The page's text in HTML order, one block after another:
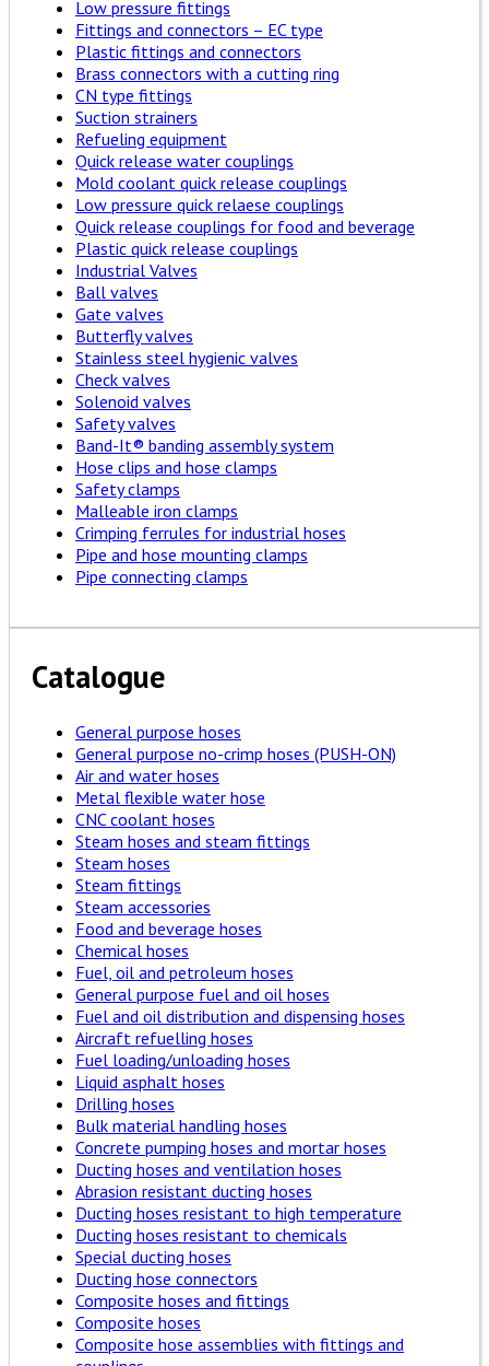
Low pressure fittings
Fittings and connectors – EC type
Plastic fittings and connectors
Brass connectors with a cutting ring
CN type fittings
Suction strainers
Refueling equipment
Quick release water couplings
Mold coolant quick release couplings
Low pressure quick relaese couplings
Quick release couplings for food and beverage
Plastic quick release couplings
Industrial Valves
Ball valves
Gate valves
Butterfly valves
Stainless steel hygienic valves
Check valves
Solenoid valves
Safety valves
Band-It® banding assembly system
Hose clips and hose clamps
Safety clamps
Malleable iron clamps
Crimping ferrules for industrial hoses
Pipe and hose mounting clamps
Pipe connecting clamps
Catalogue
General purpose hoses
General purpose no-crimp hoses (PUSH-ON)
Air and water hoses
Metal flexible water hose
CNC coolant hoses
Steam hoses and steam fittings
Steam hoses
Steam fittings
Steam accessories
Food and beverage hoses
Chemical hoses
Fuel, oil and petroleum hoses
General purpose fuel and oil hoses
Fuel and oil distribution and dispensing hoses
Aircraft refuelling hoses
Fuel loading/unloading hoses
Liquid asphalt hoses
Drilling hoses
Bulk material handling hoses
Concrete pumping hoses and mortar hoses
Ducting hoses and ventilation hoses
Abrasion resistant ducting hoses
Ducting hoses resistant to high temperature
Ducting hoses resistant to chemicals
Special ducting hoses
Ducting hose connectors
Composite hoses and fittings
Composite hoses
Composite hose assemblies with fittings and